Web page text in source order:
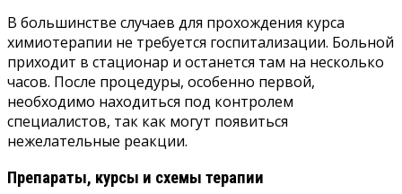
В большинстве случаев для прохождения курса
химиотерапии не требуется госпитализации. Больной
приходит в стационар и останется там на несколько
часов. После процедуры, особенно первой,
необходимо находиться под контролем
специалистов, так как могут появиться
нежелательные реакции.
Препараты, курсы и схемы терапии